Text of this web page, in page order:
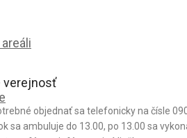
verejnosť
objednať sa telefonicky na čísle
sa ambuluje do 13.00, po 13.00 sa